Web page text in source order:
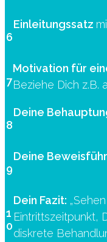
6
Einleitungssatz
7
Motivation für
Beziehe Dich z.B.
8
Deine
9
Deine
1
0
Dein Fazit:
Eintrittszeitpunkt,
diskrete